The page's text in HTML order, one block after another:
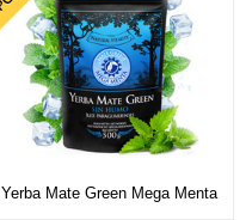
Yerba Mate Green Mega Menta